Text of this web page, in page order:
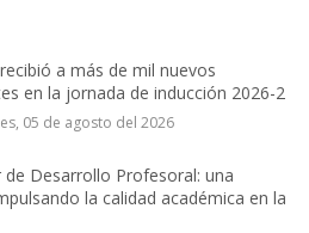
a más de mil nuevos
en la jornada de inducción 2026-2
05 de agosto del 2026
de Desarrollo Profesoral: una
la calidad académica en la